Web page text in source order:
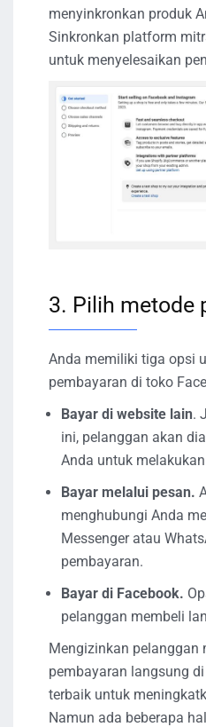
menyinkronkan produk
Sinkronkan platform
untuk menyelesaikan
3. Pilih metode
Anda memiliki tiga opsi
pembayaran di toko
Bayar di website lain.
ini, pelanggan akan
Anda untuk
Bayar melalui pesan.
menghubungi Anda
Messenger atau
pembayaran.
Bayar di Facebook.
pelanggan membeli
Mengizinkan pelanggan
pembayaran langsung
terbaik untuk
Namun ada beberapa